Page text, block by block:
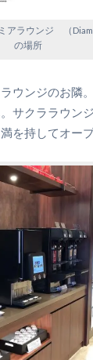
アラウンジ （
の場所
ウンジのお隣
サクララウン
を持してオー